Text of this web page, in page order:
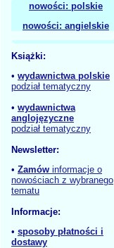
nowości: polskie
nowości: angielskie
Książki:
• wydawnictwa polskie
podział tematyczny
• wydawnictwa
anglojęzyczne
podział tematyczny
Newsletter:
• Zamów informacje o
nowościach z wybranego
tematu
Informacje:
• sposoby płatności i
dostawy